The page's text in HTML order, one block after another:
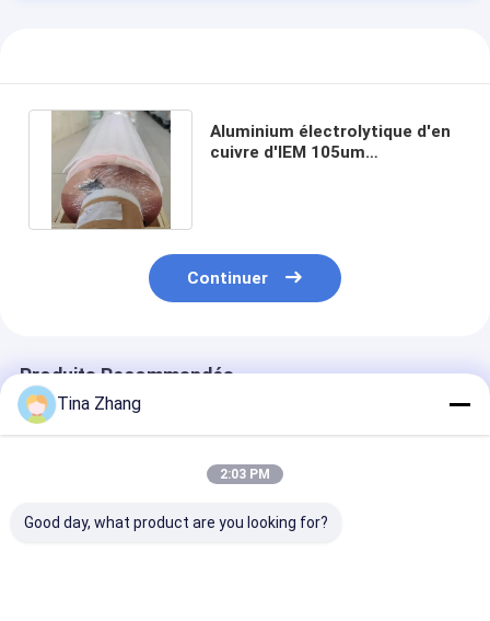
Aluminium électrolytique d'en
cuivre d'IEM 105um
Continuer
Produits Recommandés
Tina Zhang
2:03 PM
Good day, what product are you looking for?